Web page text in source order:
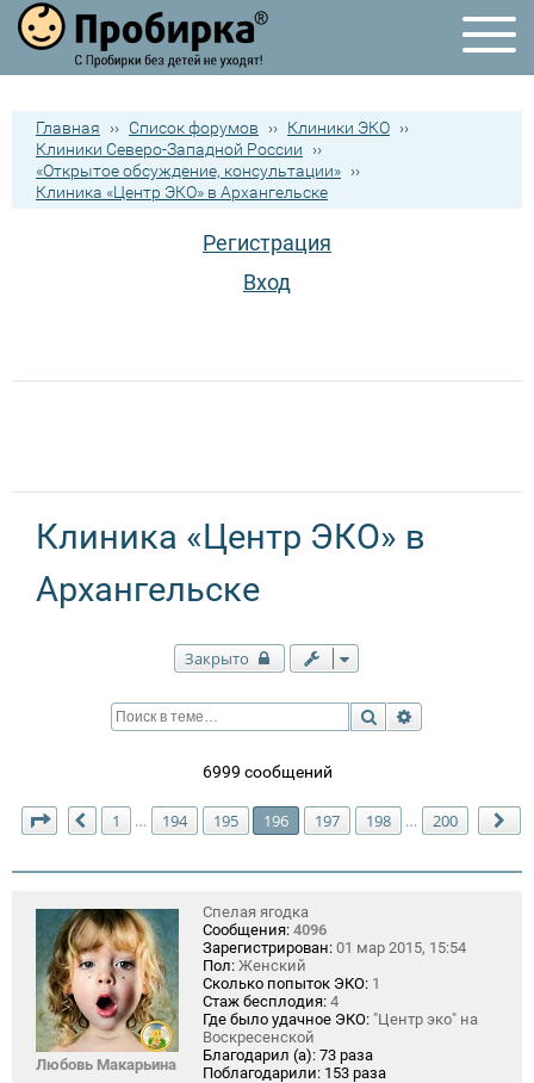
Главная ›› Список форумов ›› Клиники ЭКО ››
Клиники Северо-Западной России
››
«Открытое обсуждение, консультации» ››
Клиника «Центр ЭКО» в Архангельске
Регистрация
Вход
Клиника «Центр ЭКО» в
Архангельске
Закрыто
Поиск
6999 сообщений
Страница 196 из200
Пред.
1 … 194 195 196 197 198 … 200
Любовь Макарьина
Спелая ягодка
Сообщения: 4096
Зарегистрирован: 01 мар 2015, 15:54
Пол: Женский
Сколько попыток ЭКО: 1
Стаж бесплодия: 4
Где было удачное ЭКО: "Центр эко" на
Воскресенской
Благодарил (а): 73 раза
Поблагодарили: 153 раза